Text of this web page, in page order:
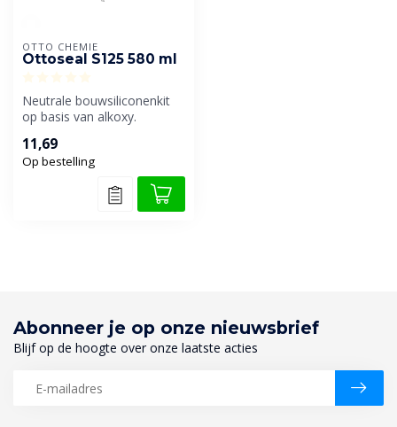
OTTO CHEMIE
Ottoseal S125 580 ml
Neutrale bouwsiliconenkit
op basis van alkoxy.
verwerkbaar...
11,69
Op bestelling
Abonneer je op onze nieuwsbrief
Blijf op de hoogte over onze laatste acties